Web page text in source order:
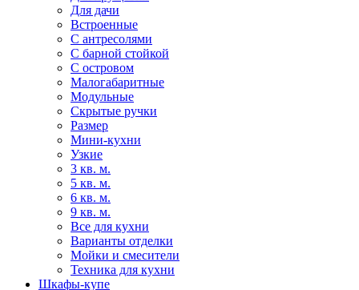
Для дачи
Встроенные
С антресолями
С барной стойкой
С островом
Малогабаритные
Модульные
Скрытые ручки
Размер
Мини-кухни
Узкие
3 кв. м.
5 кв. м.
6 кв. м.
9 кв. м.
Все для кухни
Варианты отделки
Мойки и смесители
Техника для кухни
Шкафы-купе